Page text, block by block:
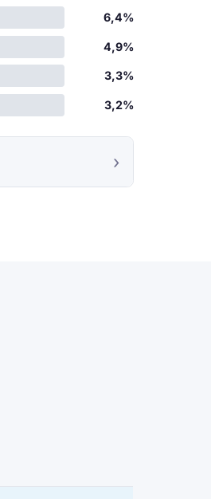
6,4%
4,9%
3,3%
3,2%